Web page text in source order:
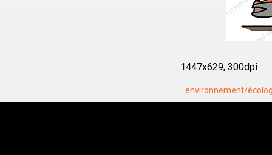
1447x629, 300dpi
environnement/